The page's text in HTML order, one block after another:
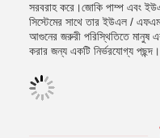
সরবরাহ করে।জোকি পাম্প এবং
সিস্টেমের সাথে তার ইউএল /
আগুনের জরুরী পরিস্থিতিতে মানুষ
করার জন্য একটি নির্ভরযোগ্য পছন্দ।